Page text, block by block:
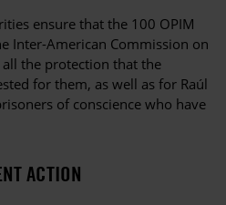
ensure that the 100 OPIM
Inter-American Commission on
all the protection that the
for them, as well as for Raúl
of conscience who have
ACTION